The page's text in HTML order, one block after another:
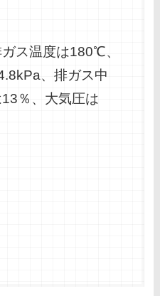
ス温度は180℃、
、排ガス中
％、大気圧は